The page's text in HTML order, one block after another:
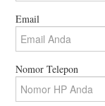
Email
Nomor Telepon